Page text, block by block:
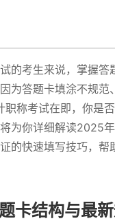
的考生来说，掌握
为答题卡填涂不规
称考试在即，你是
为你详细解读2025
的快速填写技巧，
卡结构与最